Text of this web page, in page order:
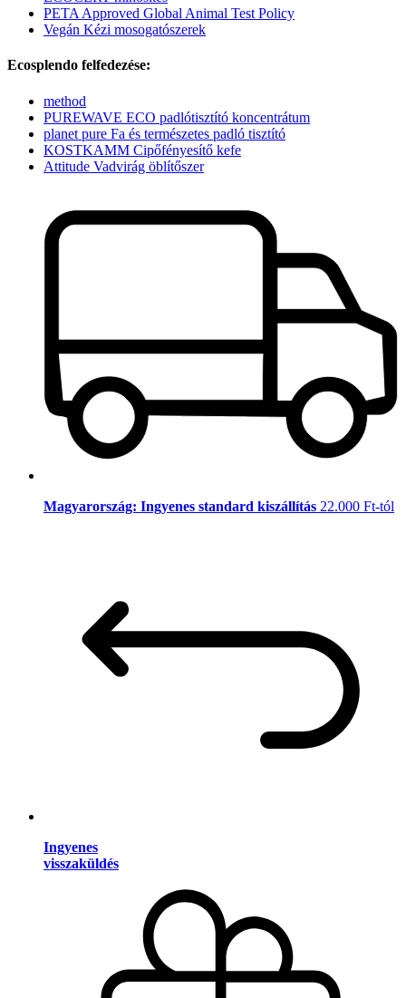
PETA Approved Global Animal Test Policy
Vegán Kézi mosogatószerek
Ecosplendo felfedezése:
method
PUREWAVE ECO padlótisztító koncentrátum
planet pure Fa és természetes padló tisztító
KOSTKAMM Cipőfényesítő kefe
Attitude Vadvirág öblítőszer
Magyarország: Ingyenes standard kiszállítás 22.000 Ft-tól
Ingyenes
visszaküldés